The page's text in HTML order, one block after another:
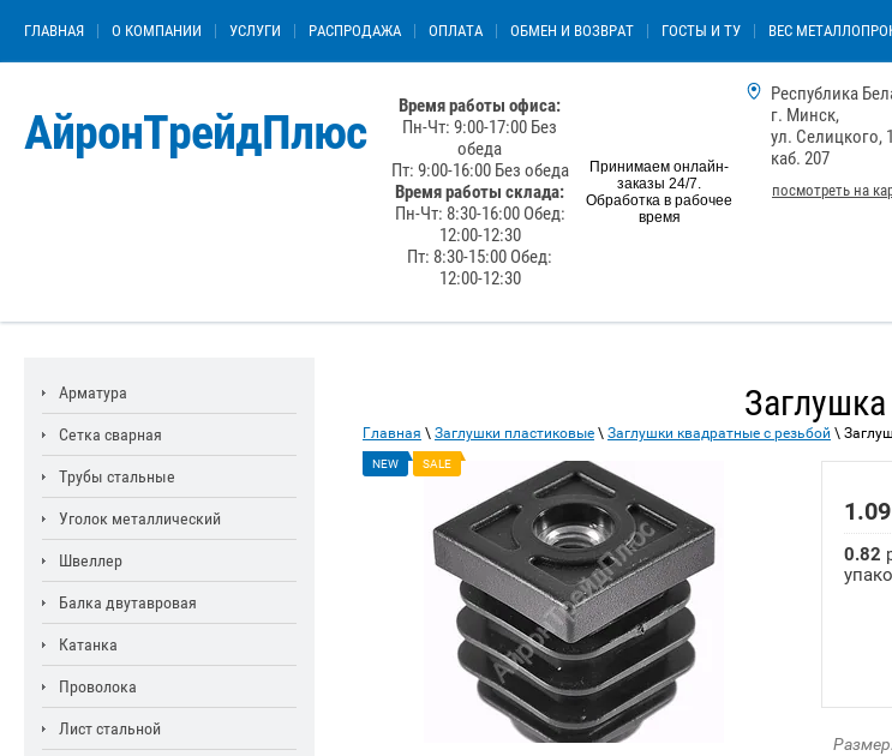
ГЛАВНАЯ О КОМПАНИИ УСЛУГИ РАСПРОДАЖА ОПЛАТА ОБМЕН И ВОЗВРАТ ГОСТЫ И ТУ ВЕС
АйронТрейдПлюс
Время работы офиса:
Пн-Чт: 9:00-17:00 Без
обеда
Пт: 9:00-16:00 Без обеда
Время работы склада:
Пн-Чт: 8:30-16:00 Обед:
12:00-12:30
Пт: 8:30-15:00 Обед:
12:00-12:30
Принимаем онлайн-
заказы 24/7.
Обработка в рабочее
время
Республика
г. Минск,
ул. Селицкого,
каб. 207
посмотреть на
Арматура
Сетка сварная
Трубы стальные
Уголок металлический
Швеллер
Балка двутавровая
Катанка
Проволока
Лист стальной
Главная \ Заглушки пластиковые \ Заглушки квадратные с резьбой \
NEW SALE
1.09
0.82